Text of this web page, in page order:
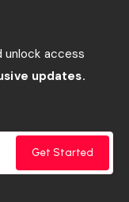
unlock access
updates.
Get Started